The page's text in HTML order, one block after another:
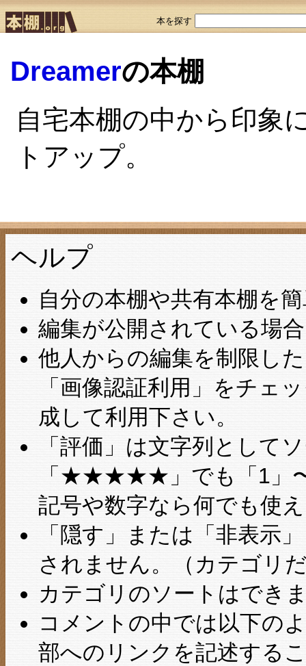
本を探す
Dreamerの本棚
自宅本棚の中から印象
トアップ。
ヘルプ
自分の本棚や共有本棚を
編集が公開されている場
他人からの編集を制限し
「画像認証利用」をチェ
成して利用下さい。
「評価」は文字列として
「★★★★★」でも「1」〜
記号や数字なら何でも使
「隠す」または「非表示
されません。（カテゴリ
カテゴリのソートはでき
コメントの中では以下の
部へのリンクを記述する